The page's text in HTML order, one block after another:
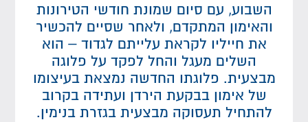
השבוע, עם סיום שמונת חודשי הטירונות
והאימון המתקדם, ולאחר שסיים להכשיר
את חייליו לקראת עלייתם לגדוד – הוא
השלים מעגל והחל לפקד על פלוגה
מבצעית. פלוגתו החדשה נמצאת בעיצומו
של אימון בבקעת הירדן ועתידה בקרוב
להתחיל תעסוקה מבצעית בגזרת בנימין.